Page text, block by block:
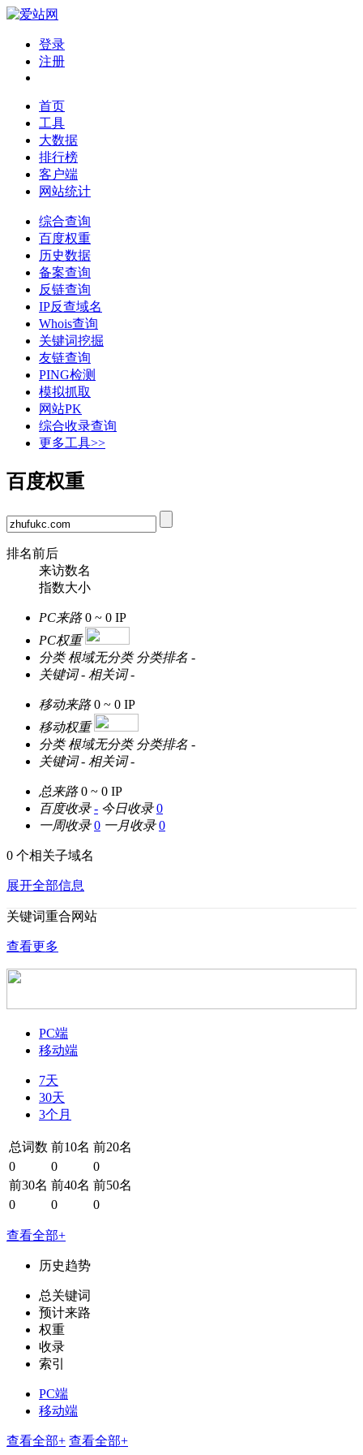
登录
注册
首页
工具
大数据
排行榜
客户端
网站统计
综合查询
百度权重
历史数据
备案查询
反链查询
IP反查域名
Whois查询
关键词挖掘
友链查询
PING检测
模拟抓取
网站PK
综合收录查询
更多工具>>
百度权重
排名前后
来访数名
指数大小
PC来路 0 ~ 0 IP
PC权重
分类 根域无分类 分类排名 -
关键词 - 相关词 -
移动来路 0 ~ 0 IP
移动权重
分类 根域无分类 分类排名 -
关键词 - 相关词 -
总来路 0 ~ 0 IP
百度收录 - 今日收录 0
一周收录 0 一月收录 0
0 个相关子域名
展开全部信息
关键词重合网站
查看更多
PC端
移动端
7天
30天
3个月
总词数 前10名 前20名
0
0
0
前30名 前40名 前50名
0
0 0
查看全部+
历史趋势
总关键词
预计来路
权重
收录
索引
PC端
移动端
查看全部+ 查看全部+